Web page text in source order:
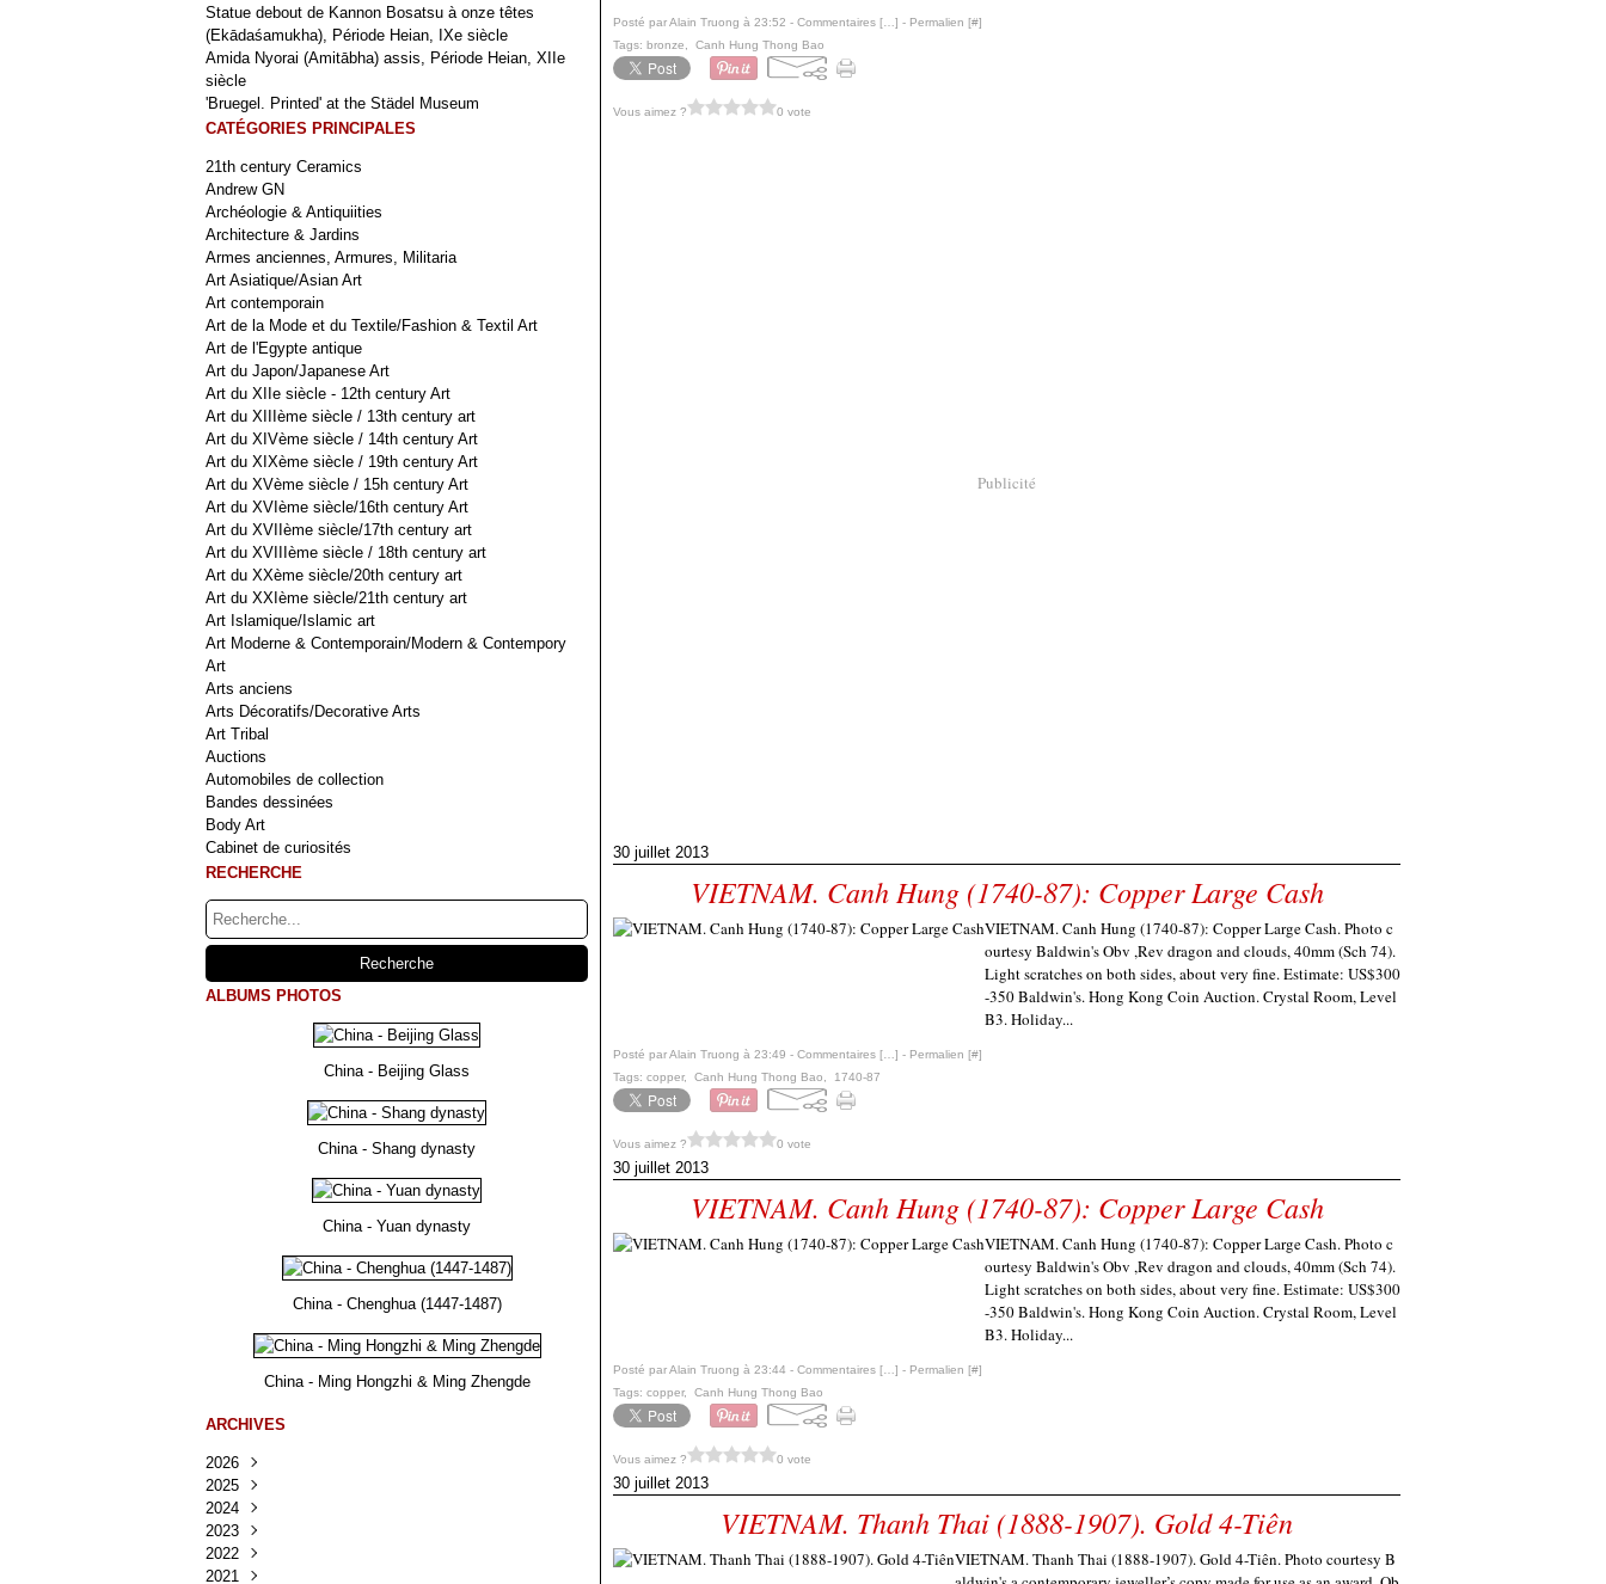
Statue debout de Kannon Bosatsu à onze têtes
(Ekādaśamukha), Période Heian, IXe siècle
Amida Nyorai (Amitābha) assis, Période Heian, XIIe
siècle
'Bruegel. Printed' at the Städel Museum
CATÉGORIES PRINCIPALES
21th century Ceramics
Andrew GN
Archéologie & Antiquiities
Architecture & Jardins
Armes anciennes, Armures, Militaria
Art Asiatique/Asian Art
Art contemporain
Art de la Mode et du Textile/Fashion & Textil Art
Art de l'Egypte antique
Art du Japon/Japanese Art
Art du XIIe siècle - 12th century Art
Art du XIIIème siècle / 13th century art
Art du XIVème siècle / 14th century Art
Art du XIXème siècle / 19th century Art
Art du XVème siècle / 15h century Art
Art du XVIème siècle/16th century Art
Art du XVIIème siècle/17th century art
Art du XVIIIème siècle / 18th century art
Art du XXème siècle/20th century art
Art du XXIème siècle/21th century art
Art Islamique/Islamic art
Art Moderne & Contemporain/Modern & Contempory
Art
Arts anciens
Arts Décoratifs/Decorative Arts
Art Tribal
Auctions
Automobiles de collection
Bandes dessinées
Body Art
Cabinet de curiosités
RECHERCHE
ALBUMS PHOTOS
China - Beijing Glass
China - Shang dynasty
China - Yuan dynasty
China - Chenghua (1447-1487)
China - Ming Hongzhi & Ming Zhengde
ARCHIVES
2026
Août
Juillet
Juin
Mai(100)
Avril
2025
Décembre
Novembre
Octobre
Septembre
2024
Décembre
Novembre
Octobre
2023
Décembre
Novembre
2022
Décembre
2021
Posté par Alain Truong à 23:52 - Commentaires [ ] - Permalien [#]
Tags: bronze Canh Hung Thong Bao
Vous aimez ? 0 vote
Publicité
30 juillet 2013
VIETNAM. Canh Hung (1740-87): Copper Large Cash
VIETNAM. Canh Hung (1740-87): Copper Large Cash. Photo c
ourtesy Baldwin's Obv ,Rev dragon and clouds, 40mm (Sch 74).
Light scratches on both sides, about very fine. Estimate: US$300
-350 Baldwin's. Hong Kong Coin Auction. Crystal Room, Level
B3. Holiday...
Posté par Alain Truong à 23:49 - Commentaires [ ] - Permalien [#]
Tags: copper, Canh Hung Thong Bao 1740-87
Vous aimez ? 0 vote
30 juillet 2013
VIETNAM. Canh Hung (1740-87): Copper Large Cash
VIETNAM. Canh Hung (1740-87): Copper Large Cash. Photo c
ourtesy Baldwin's Obv ,Rev dragon and clouds, 40mm (Sch 74).
Light scratches on both sides, about very fine. Estimate: US$300
-350 Baldwin's. Hong Kong Coin Auction. Crystal Room, Level
B3. Holiday...
Posté par Alain Truong à 23:44 - Commentaires [ ] - Permalien [#]
Tags: copper, Canh Hung Thong Bao
Vous aimez ? 0 vote
30 juillet 2013
VIETNAM. Thanh Thai (1888-1907). Gold 4-Tiên
VIETNAM. Thanh Thai (1888-1907). Gold 4-Tiên. Photo courtesy B